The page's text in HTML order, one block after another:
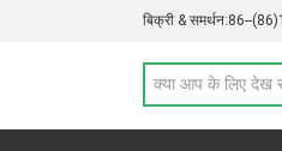
बिक्री & समर्थन:86--